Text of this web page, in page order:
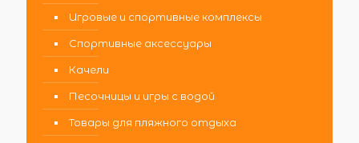
Игровые и спортивные комплексы
Спортивные аксессуары
Качели
Песочницы и игры с водой
Товары для пляжного отдыха